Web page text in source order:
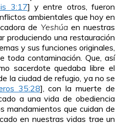
3:17] y entre otros, fueron
ambientales que hoy en
de Yeshúaen nuestras
produciendo una restauración
y sus funciones originales,
toda contaminación. Que, así
sacerdote quedaba libre el
la ciudad de refugio, ya no se
35:28], con la muerte de
a una vida de obediencia
mandamientos que cuidan de
en nuestras vidas trae un